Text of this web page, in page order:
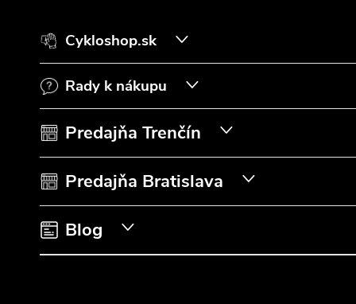
Cykloshop.sk
Rady k nákupu
Predajňa Trenčín
Predajňa Bratislava
Blog